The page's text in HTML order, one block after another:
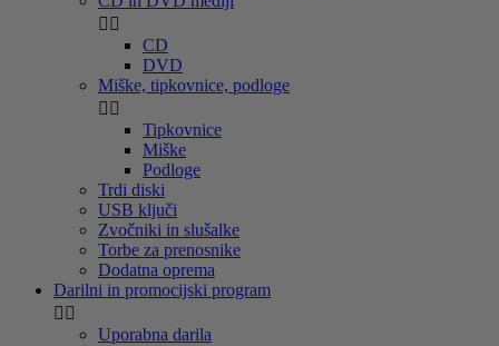
 
CD
DVD
Miške, tipkovnice, podloge
 
Tipkovnice
Miške
Podloge
Trdi diski
USB ključi
Zvočniki in slušalke
Torbe za prenosnike
Dodatna oprema
Darilni in promocijski program
 
Uporabna darila